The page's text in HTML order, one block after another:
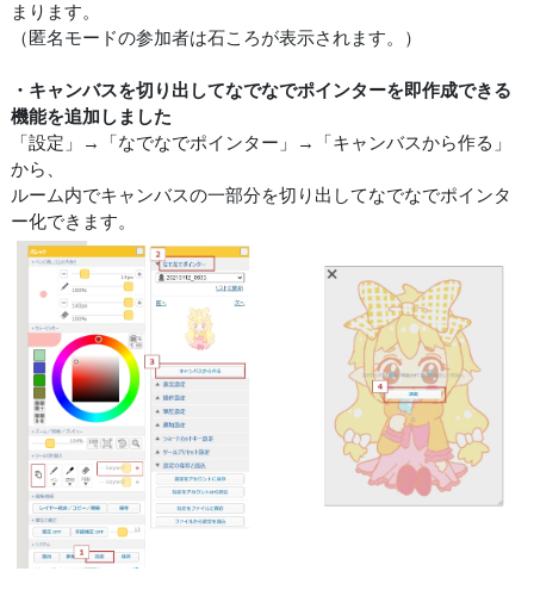
まります。
（匿名モードの参加者は石ころが表示されます。）
・キャンバスを切り出してなでなでポインターを即作成できる
機能を追加しました
「設定」→「なでなでポインター」→「キャンバスから作る」
から、
ルーム内でキャンバスの一部分を切り出してなでなでポインタ
ー化できます。